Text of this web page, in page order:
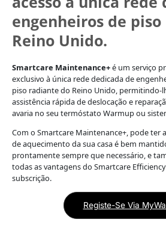
engenheiros de
Reino Unido.
Smartcare Maintenance+é um serviço
exclusivo à única rede dedicada de
piso radiante do Reino Unido, permitindo-
assistência rápida de deslocação e
avaria no seu termóstato Warmup ou
Com o Smartcare Maintenance+, pode ter
de aquecimento da sua casa é bem
prontamente sempre que necessário, e
todas as vantagens do Smartcare
subscrição.
Registe-Se Via